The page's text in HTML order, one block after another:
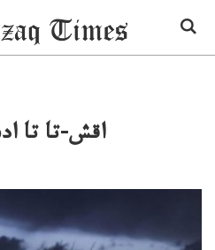
اقش-تا تا اد16 ادام تاپتقازاتاپتى